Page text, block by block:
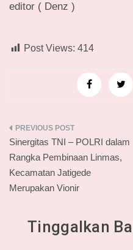
editor ( Denz )
Post Views: 414
Navigasi
pos
Sinergitas TNI – POLRI dalam
Rangka Pembinaan Linmas,
Kecamatan Jatigede
Merupakan Vionir
Tinggalkan